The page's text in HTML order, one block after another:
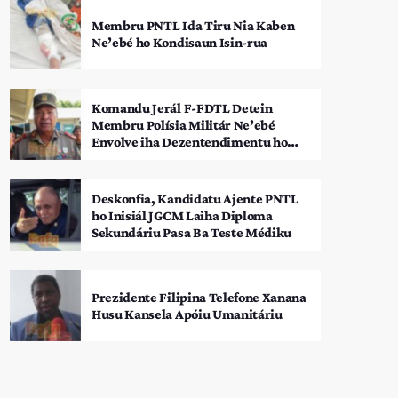
Membru PNTL Ida Tiru Nia Kaben
Ne’ebé ho Kondisaun Isin-rua
Komandu Jerál F-FDTL Detein
Membru Polísia Militár Ne’ebé
Envolve iha Dezentendimentu ho
Deskonfia, Kandidatu Ajente PNTL
ho Inisiál JGCM Laiha Diploma
Sekundáriu Pasa Ba Teste Médiku
Prezidente Filipina Telefone Xanana
Husu Kansela Apóiu Umanitáriu